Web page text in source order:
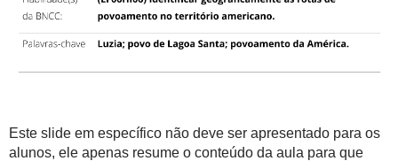
Este slide em específico não deve ser apresentado para os
alunos, ele apenas resume o conteúdo da aula para que